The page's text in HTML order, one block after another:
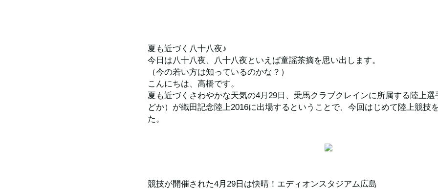
夏も近づく八十八夜♪
今日は八十八夜、八十八夜といえば童謡茶摘を思い出します。
（今の若い方は知っているのかな？）
こんにちは、高橋です。
夏も近づくさわやかな天気の4月29日、乗馬クラブクレインに所属する陸上
どか）が織田記念陸上2016に出場するということで、今回はじめて陸上競技
た。
競技が開催された4月29日は快晴！エディオンスタジアム広島